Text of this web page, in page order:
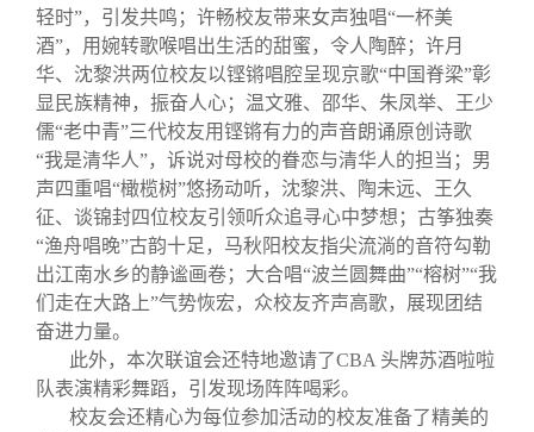
轻时”，引发共鸣；许畅校友带来女声独唱“一杯美
酒”，用婉转歌喉唱出生活的甜蜜，令人陶醉；许月
华、沈黎洪两位校友以铿锵唱腔呈现京歌“中国脊梁”彰
显民族精神，振奋人心；温文雅、邵华、朱凤举、王少
儒“老中青”三代校友用铿锵有力的声音朗诵原创诗歌
“我是清华人”，诉说对母校的眷恋与清华人的担当；男
声四重唱“橄榄树”悠扬动听，沈黎洪、陶未远、王久
征、谈锦封四位校友引领听众追寻心中梦想；古筝独奏
“渔舟唱晚”古韵十足，马秋阳校友指尖流淌的音符勾勒
出江南水乡的静谧画卷；大合唱“波兰圆舞曲”“榕树”“我
们走在大路上”气势恢宏，众校友齐声高歌，展现团结
奋进力量。
此外，本次联谊会还特地邀请了CBA 头牌苏酒啦啦
队表演精彩舞蹈，引发现场阵阵喝彩。
校友会还精心为每位参加活动的校友准备了精美的